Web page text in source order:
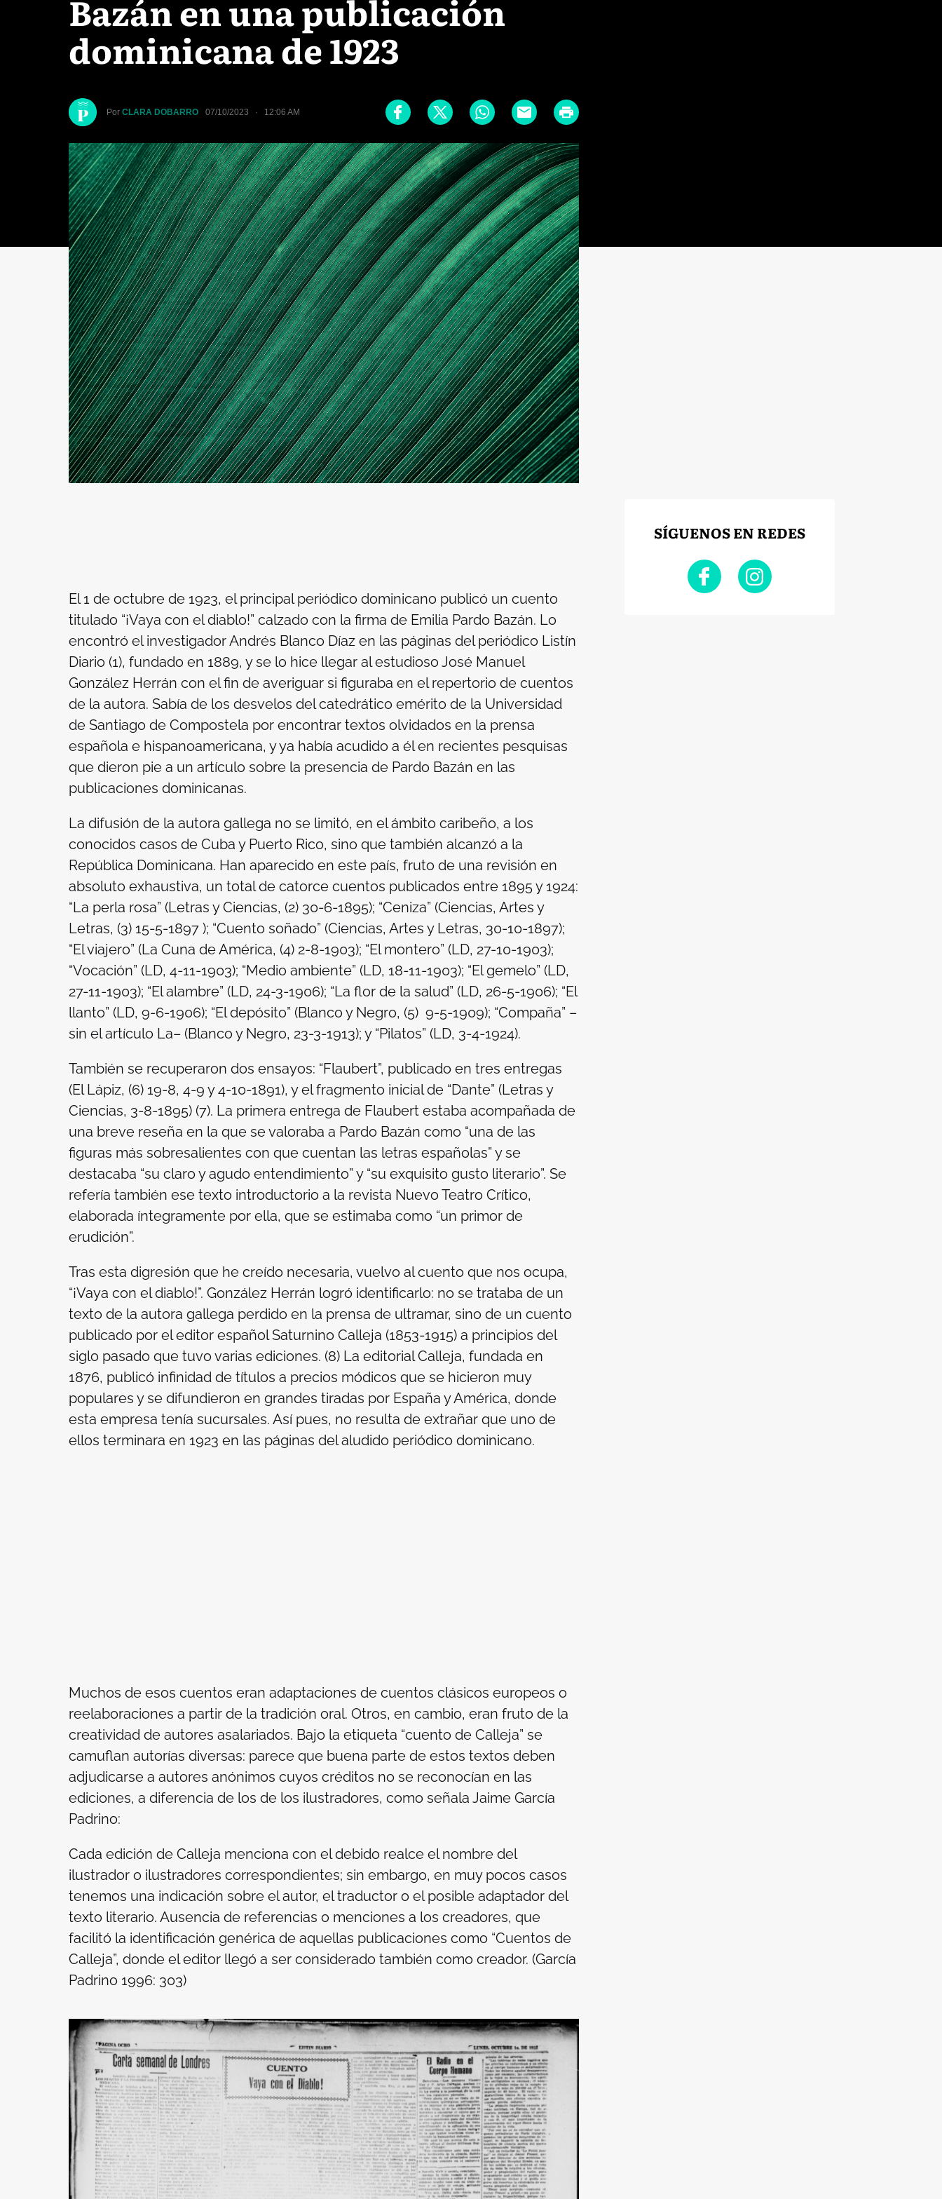
Bazán en una publicación
dominicana de 1923
Por CLARA DOBARRO 07/10/2023 · 12:06 AM
El 1 de octubre de 1923, el principal periódico dominicano publicó un cuento
titulado “¡Vaya con el diablo!” calzado con la firma de Emilia Pardo Bazán. Lo
encontró el investigador Andrés Blanco Díaz en las páginas del periódico Listín
Diario (1), fundado en 1889, y se lo hice llegar al estudioso José Manuel
González Herrán con el fin de averiguar si figuraba en el repertorio de cuentos
de la autora. Sabía de los desvelos del catedrático emérito de la Universidad
de Santiago de Compostela por encontrar textos olvidados en la prensa
española e hispanoamericana, y ya había acudido a él en recientes pesquisas
que dieron pie a un artículo sobre la presencia de Pardo Bazán en las
publicaciones dominicanas.
La difusión de la autora gallega no se limitó, en el ámbito caribeño, a los
conocidos casos de Cuba y Puerto Rico, sino que también alcanzó a la
República Dominicana. Han aparecido en este país, fruto de una revisión en
absoluto exhaustiva, un total de catorce cuentos publicados entre 1895 y 1924:
“La perla rosa” (Letras y Ciencias, (2) 30-6-1895); “Ceniza” (Ciencias, Artes y
Letras, (3) 15-5-1897 ); “Cuento soñado” (Ciencias, Artes y Letras, 30-10-1897);
“El viajero” (La Cuna de América, (4) 2-8-1903); “El montero” (LD, 27-10-1903);
“Vocación” (LD, 4-11-1903); “Medio ambiente” (LD, 18-11-1903); “El gemelo” (LD,
27-11-1903); “El alambre” (LD, 24-3-1906); “La flor de la salud” (LD, 26-5-1906); “El
llanto” (LD, 9-6-1906); “El depósito” (Blanco y Negro, (5) 9-5-1909); “Compaña” –
sin el artículo La– (Blanco y Negro, 23-3-1913); y “Pilatos” (LD, 3-4-1924).
También se recuperaron dos ensayos: “Flaubert”, publicado en tres entregas
(El Lápiz, (6) 19-8, 4-9 y 4-10-1891), y el fragmento inicial de “Dante” (Letras y
Ciencias, 3-8-1895) (7). La primera entrega de Flaubert estaba acompañada de
una breve reseña en la que se valoraba a Pardo Bazán como “una de las
figuras más sobresalientes con que cuentan las letras españolas” y se
destacaba “su claro y agudo entendimiento” y “su exquisito gusto literario”. Se
refería también ese texto introductorio a la revista Nuevo Teatro Crítico,
elaborada íntegramente por ella, que se estimaba como “un primor de
erudición”.
Tras esta digresión que he creído necesaria, vuelvo al cuento que nos ocupa,
“¡Vaya con el diablo!”. González Herrán logró identificarlo: no se trataba de un
texto de la autora gallega perdido en la prensa de ultramar, sino de un cuento
publicado por el editor español Saturnino Calleja (1853-1915) a principios del
siglo pasado que tuvo varias ediciones. (8) La editorial Calleja, fundada en
1876, publicó infinidad de títulos a precios módicos que se hicieron muy
populares y se difundieron en grandes tiradas por España y América, donde
esta empresa tenía sucursales. Así pues, no resulta de extrañar que uno de
ellos terminara en 1923 en las páginas del aludido periódico dominicano.
Muchos de esos cuentos eran adaptaciones de cuentos clásicos europeos o
reelaboraciones a partir de la tradición oral. Otros, en cambio, eran fruto de la
creatividad de autores asalariados. Bajo la etiqueta “cuento de Calleja” se
camuflan autorías diversas: parece que buena parte de estos textos deben
adjudicarse a autores anónimos cuyos créditos no se reconocían en las
ediciones, a diferencia de los de los ilustradores, como señala Jaime García
Padrino:
Cada edición de Calleja menciona con el debido realce el nombre del
ilustrador o ilustradores correspondientes; sin embargo, en muy pocos casos
tenemos una indicación sobre el autor, el traductor o el posible adaptador del
texto literario. Ausencia de referencias o menciones a los creadores, que
facilitó la identificación genérica de aquellas publicaciones como “Cuentos de
Calleja”, donde el editor llegó a ser considerado también como creador. (García
Padrino 1996: 303)
SÍGUENOS EN REDES